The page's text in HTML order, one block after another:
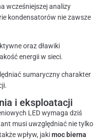
wcześniejszej analizy
kondensatorów nie zawsze
oraz dławiki
energii w sieci.
sumaryczny charakter
i eksploatacji
LED wymaga dziś
musi uwzględniać nie tylko
wpływ, jakimoc bierna